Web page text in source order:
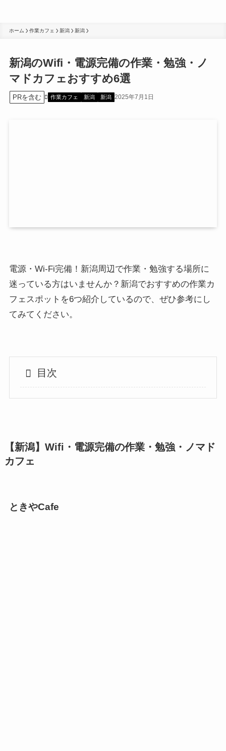
ホーム 作業カフェ 新潟 新潟
新潟のWifi・電源完備の作業・勉強・ノ
マドカフェおすすめ6選
PRを含む 作業カフェ 新潟 新潟 2025年7月1日
電源・Wi-Fi完備！新潟周辺で作業・勉強する場所に
迷っている方はいませんか？新潟でおすすめの作業カ
フェスポットを6つ紹介しているので、ぜひ参考にし
てみてください。
目次
【新潟】Wifi・電源完備の作業・勉強・ノマド
カフェ
ときやCafe